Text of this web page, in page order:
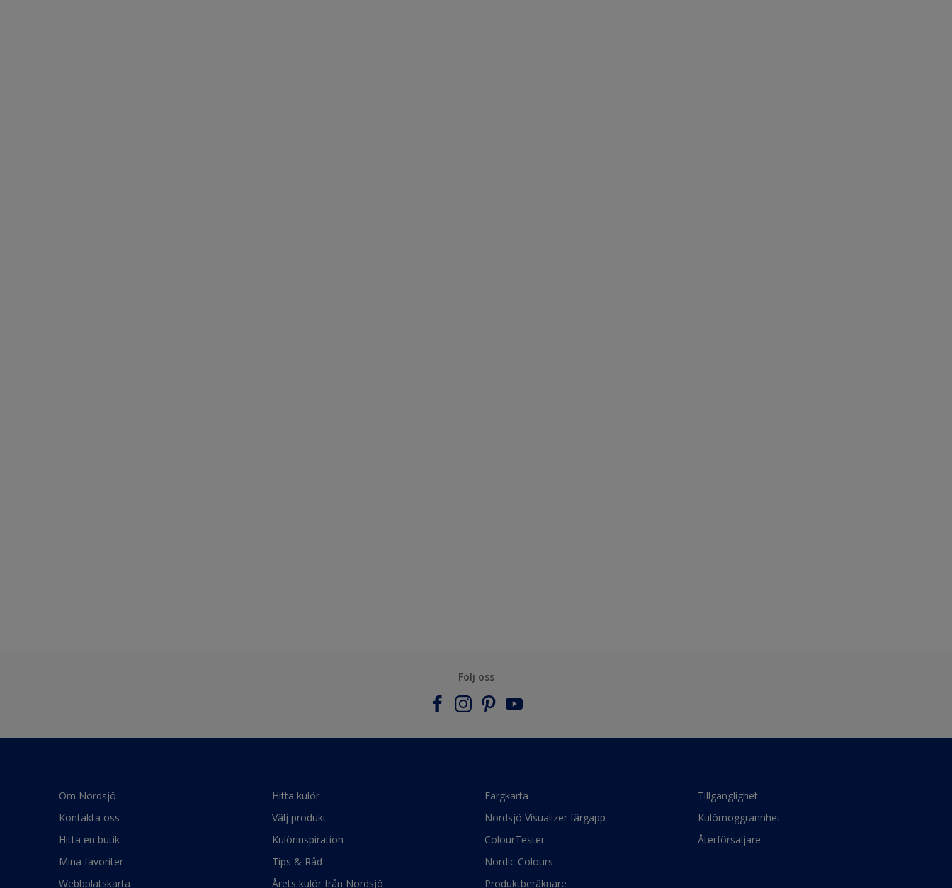
Följ oss
Om Nordsjö
Kontakta oss
Hitta en butik
Mina favoriter
Webbplatskarta
Hitta kulör
Välj produkt
Kulörinspiration
Tips & Råd
Årets kulör från Nordsjö
Färgkarta
Nordsjö Visualizer färgapp
ColourTester
Nordic Colours
Produktberäknare
Tillgänglighet
Kulörnoggrannhet
Återförsäljare